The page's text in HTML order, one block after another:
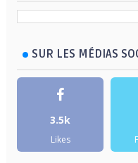
SUR LES MÉDIAS
3.5k
Likes